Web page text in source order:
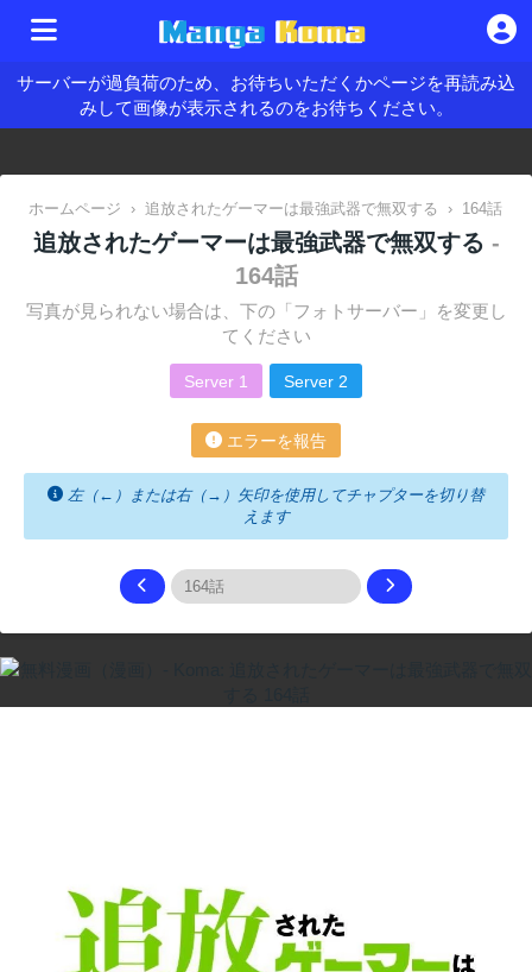
サーバーが過負荷のため、お待ちいただくかページを再読み込
みして画像が表示されるのをお待ちください。
ホームページ › 追放されたゲーマーは最強武器で無双する › 164話
追放されたゲーマーは最強武器で無双する -
164話
写真が見られない場合は、下の「フォトサーバー」を変更し
てください
Server 1 Server 2
エラーを報告
左（←）または右（→）矢印を使用してチャプターを切り替
えます